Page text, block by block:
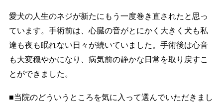
愛犬の人生のネジが新たにもう一度巻き直されたと思っ
ています。手術前は、心臓の音がとにかく大きく犬も私
達も夜も眠れない日々が続いていました。手術後は心音
も大変穏やかになり、病気前の静かな日常を取り戻すこ
とができました。
■当院のどういうところを気に入って選んでいただきまし